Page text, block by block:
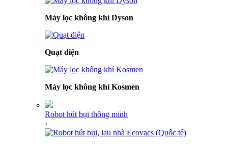
Máy lọc không khí Dyson
Quạt điện
Máy lọc không khí Kosmen
Robot hút bụi thông minh
›